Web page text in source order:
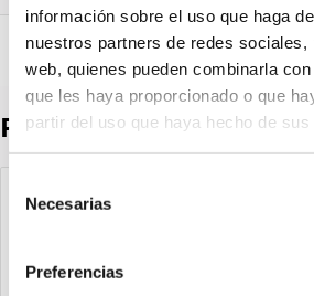
información sobre el uso que haga
nuestros partners de redes sociales,
web, quienes pueden combinarla
que les haya proporcionado o que
partir del uso que haya hecho de sus
Necesarias
Preferencias
Productos destacados